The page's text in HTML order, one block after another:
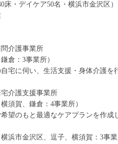
・デイケア50名・横浜市金沢区）
介護事業所
倉：3事業所）
宅に伺い、生活支援・身体介護を
介護支援事業所
須賀、鎌倉：4事業所）
望のもと最適なケアプランを作成
浜市金沢区、逗子、横須賀：3事業